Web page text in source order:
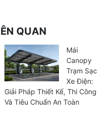
QUAN
Mái
Canopy
Trạm Sạc
Xe Điện:
Giải Pháp Thiết Kế, Thi Công
Và Tiêu Chuẩn An Toàn